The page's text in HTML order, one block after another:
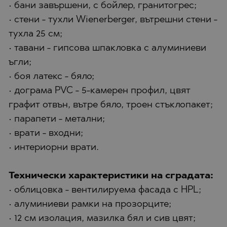
• бани завършени, с бойлер, гранитогрес;
• стени - тухли Wienerberger, вътрешни стени -
тухла 25 см;
• тавани - гипсова шпакловка с алуминиеви
ъгли;
• боя латекс - бяло;
• дограма PVC - 5-камерен профил, цвят
графит отвън, вътре бяло, троен стъклопакет;
• парапети - метални;
• врати - входни;
• интериорни врати.
Технически характеристики на сградата:
• облицовка - вентилируема фасада с HPL;
• алуминиеви рамки на прозорците;
• 12 см изолация, мазилка бял и сив цвят;